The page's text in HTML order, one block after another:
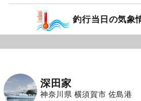
釣行当日の気象
深田家
神奈川県 横須賀市 佐島港